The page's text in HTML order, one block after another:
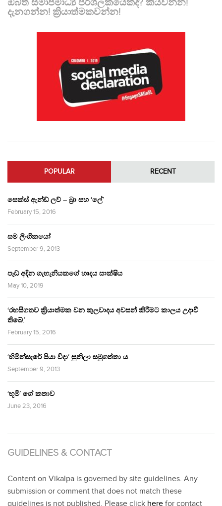
ඔබත් සමාජමාධ්‍ය පරිශීලකයෙක්ද? කියවන්න!
දැනගන්න! ක්‍රියාත්මකවන්න!
POPULAR RECENT
සෙක්ස් ඇන්ඩ් ලව් – බ්‍රා සහ ‘ලේ’
February 15, 2016
සම ලිංගිකයෝ
September 9, 2013
පෑඩ් අඳින ගැහැනියකගේ හෘදය සාක්ෂිය
May 10, 2019
‘රහසිගතව ක්‍රියාත්මක වන කුලවාදය අවසන් කිරීමට කාලය උදාවී
තිබේ.’
February 15, 2016
‘හිමින්සැරේ පියා විදා‘ සුනිලා සමුගත්තා ය.
September 9, 2013
‘භූමි’ ගේ කතාව
June 23, 2016
GUIDELINES & CONTACT
Content on Vikalpa is governed by site guidelines. Any
submission or comment that does not match these
guidelines is not published. Please click here for contact